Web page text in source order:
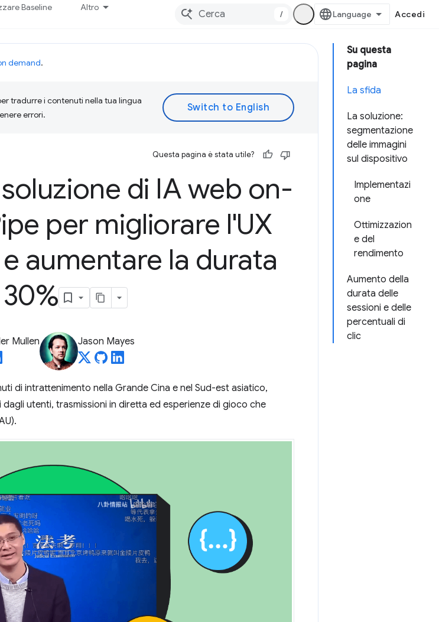
Baseline Altro
/ Accedi
Su questa
pagina
La sfida
La soluzione:
segmentazione
delle immagini
sul dispositivo
Implementazi
one
Ottimizzazion
e del
rendimento
Aumento della
durata delle
sessioni e delle
percentuali di
clic
demand.
tradurre i contenuti nella tua lingua
errori.
Questa pagina è stata utile?
di IA web on-
per migliorare l'UX
aumentare la durata
Mullen Jason Mayes
di intrattenimento nella Grande Cina e nel Sud-est asiatico,
utenti, trasmissioni in diretta ed esperienze di gioco che